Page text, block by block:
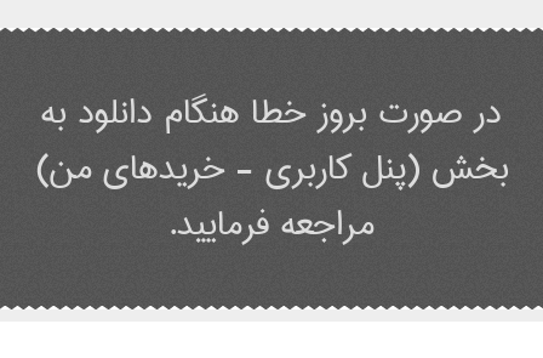
در صورت بروز خطا هنگام دانلود به
بخش (پنل کاربری - خریدهای من)
مراجعه فرمایید.